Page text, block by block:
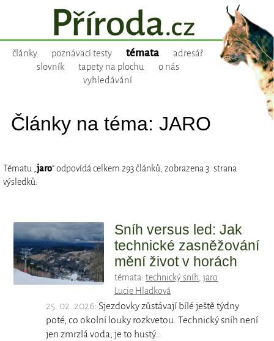
články poznávací testy témata
adresář
slovník
tapety na plochu
o nás
vyhledávání
Články na téma: JARO
Tématu „jaro“ odpovídá celkem 293 článků, zobrazena 3. strana
výsledků:
Sníh versus led: Jak
technické zasněžování
mění život v horách
témata: technický sníh, jaro
Lucie Hladková
25. 02. 2026: Sjezdovky zůstávají bílé ještě týdny
poté, co okolní louky rozkvetou. Technický sníh není
jen zmrzlá voda; je to hustý…